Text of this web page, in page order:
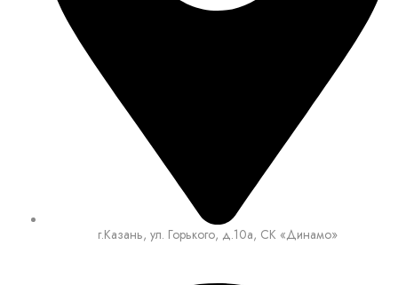
г.Казань, ул. Горького, д.10а, СК «Динамо»